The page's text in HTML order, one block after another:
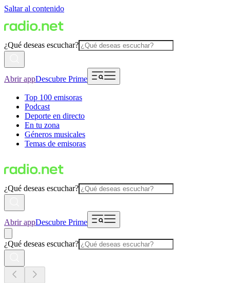
Saltar al contenido
¿Qué deseas escuchar?
Abrir appDescubre Prime
Top 100 emisoras
Podcast
Deporte en directo
En tu zona
Géneros musicales
Temas de emisoras
¿Qué deseas escuchar?
Abrir appDescubre Prime
¿Qué deseas escuchar?